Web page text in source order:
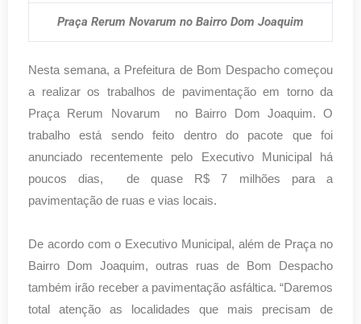
Praça Rerum Novarum no Bairro Dom Joaquim
Nesta semana, a Prefeitura de Bom Despacho começou
a realizar os trabalhos de pavimentação em torno da
Praça Rerum Novarum no Bairro Dom Joaquim. O
trabalho está sendo feito dentro do pacote que foi
anunciado recentemente pelo Executivo Municipal há
poucos dias, de quase R$ 7 milhões para a
pavimentação de ruas e vias locais.
De acordo com o Executivo Municipal, além de Praça no
Bairro Dom Joaquim, outras ruas de Bom Despacho
também irão receber a pavimentação asfáltica. “Daremos
total atenção as localidades que mais precisam de